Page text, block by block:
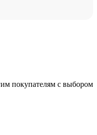
покупателям с выбором